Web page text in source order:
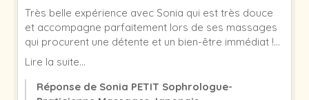
Très belle expérience avec Sonia qui est très douce
et accompagne parfaitement lors de ses massages
qui procurent une détente et un bien-être immédiat !
Une belle découverte ! A tester !
Lire la suite...
Réponse de Sonia PETIT Sophrologue-